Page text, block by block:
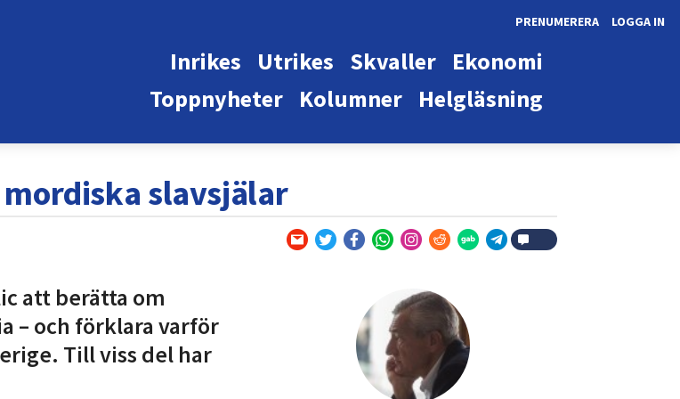
LOGGA IN
PRENUMERERA
Ekonomi
Skvaller
Utrikes
Inrikes
Helgläsning
Kolumner
Toppnyheter
slavsjälar
att berätta om
– och förklara varför
Till viss del har